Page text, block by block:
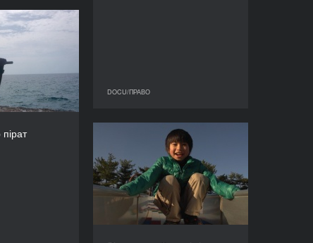
DOCU/ПРАВО
пірат
і його пірат
КРАЇНА
Німеччина
РЕЖИСЕР/-КА
Вітаємо на Фукушімі
2013
КРАЇНА
Бельгія, Франція
РЕЖИСЕР/-КА